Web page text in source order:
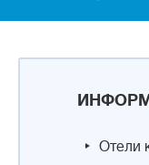
Отели